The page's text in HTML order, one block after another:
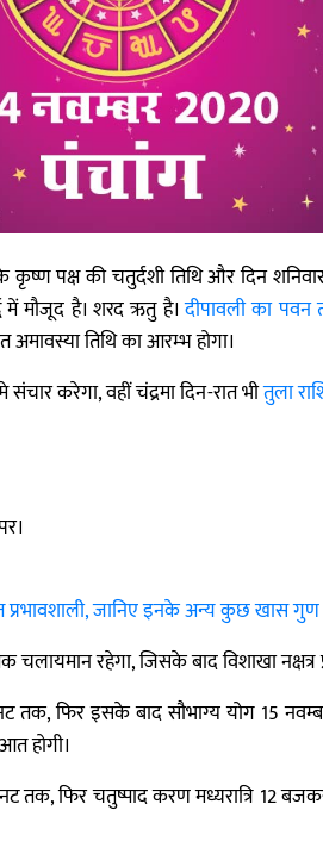
पक्ष की चतुर्दशी तिथि और दिन शनिवार
में मौजूद है। शरद ऋतु है।दीपावली का पवन
तिथि का आरम्भ होगा।
करेगा, वहीं चंद्रमा दिन-रात भीतुला
प्रभावशाली, जानिए इनके अन्य कुछ खास गुण
चलायमान रहेगा, जिसके बाद विशाखा नक्षत्र
तक, फिर इसके बाद सौभाग्य योग 15
होगी।
तक, फिर चतुष्पाद करण मध्यरात्रि 12